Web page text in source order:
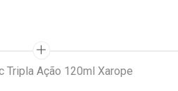
Tripla Ação 120ml Xarope